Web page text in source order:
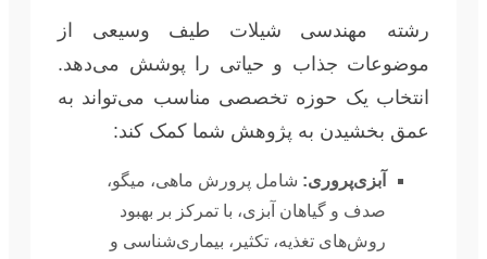
رشته مهندسی شیلات طیف وسیعی از
موضوعات جذاب و حیاتی را پوشش می‌دهد.
انتخاب یک حوزه تخصصی مناسب می‌تواند به
عمق بخشیدن به پژوهش شما کمک کند:
آبزی‌پروری: شامل پرورش ماهی، میگو،
صدف و گیاهان آبزی، با تمرکز بر بهبود
روش‌های تغذیه، تکثیر، بیماری‌شناسی و